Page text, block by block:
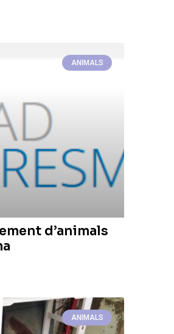
ANIMALS
d’animals
ANIMALS